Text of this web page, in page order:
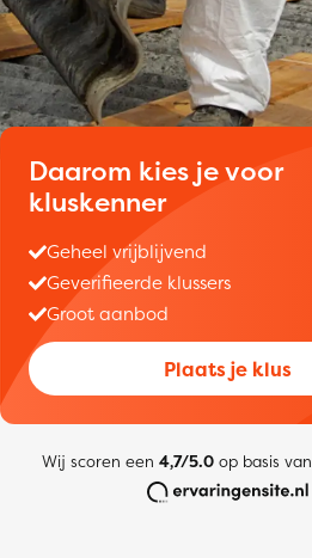
Daarom kies je voor
kluskenner
Geheel vrijblijvend
Geverifieerde klussers
Groot aanbod
Plaats je klus
Wij scoren een 4,7/5.0op basis van